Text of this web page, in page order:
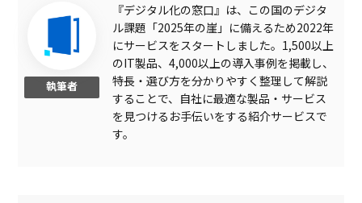
ビジネスマナー科目
執筆者
『デジタル化の窓口』は、この国のデジタ
ル課題「2025年の崖」に備えるため2022年
にサービスをスタートしました。1,500以上
のIT製品、4,000以上の導入事例を掲載し、
特長・選び方を分かりやすく整理して解説
することで、自社に最適な製品・サービス
を見つけるお手伝いをする紹介サービスで
す。